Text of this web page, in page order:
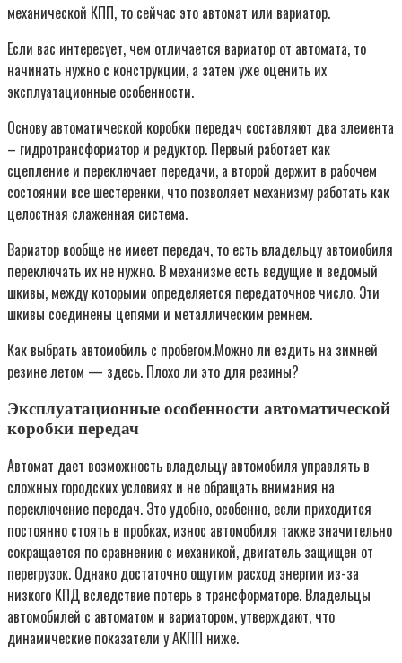
механической КПП, то сейчас это автомат или вариатор.
Если вас интересует, чем отличается вариатор от автомата, то
начинать нужно с конструкции, а затем уже оценить их
эксплуатационные особенности.
Основу автоматической коробки передач составляют два элемента
– гидротрансформатор и редуктор. Первый работает как
сцепление и переключает передачи, а второй держит в рабочем
состоянии все шестеренки, что позволяет механизму работать как
целостная слаженная система.
Вариатор вообще не имеет передач, то есть владельцу автомобиля
переключать их не нужно. В механизме есть ведущие и ведомый
шкивы, между которыми определяется передаточное число. Эти
шкивы соединены цепями и металлическим ремнем.
Как выбрать автомобиль с пробегом.Можно ли ездить на зимней
резине летом — здесь. Плохо ли это для резины?
Эксплуатационные особенности автоматической
коробки передач
Автомат дает возможность владельцу автомобиля управлять в
сложных городских условиях и не обращать внимания на
переключение передач. Это удобно, особенно, если приходится
постоянно стоять в пробках, износ автомобиля также значительно
сокращается по сравнению с механикой, двигатель защищен от
перегрузок. Однако достаточно ощутим расход энергии из-за
низкого КПД вследствие потерь в трансформаторе. Владельцы
автомобилей с автоматом и вариатором, утверждают, что
динамические показатели у АКПП ниже.